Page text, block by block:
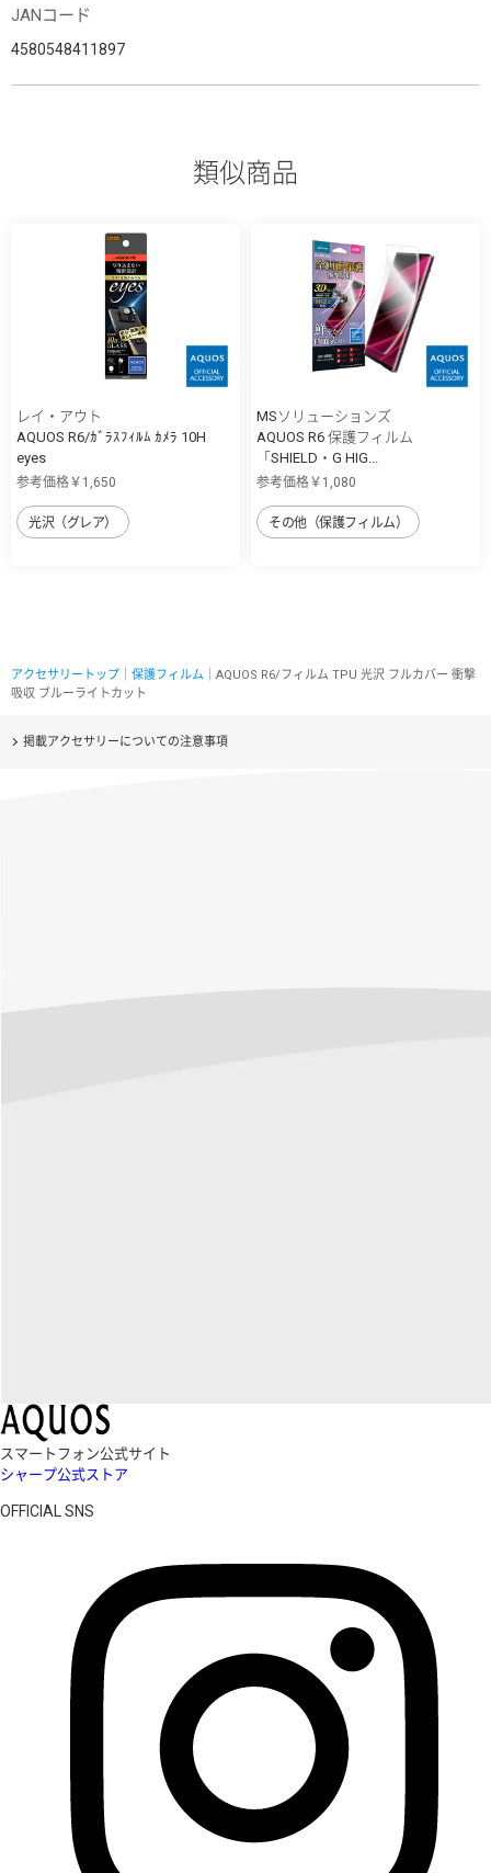
JANコード
4580548411897
類似商品
レイ・アウト
AQUOS R6/ｶﾞﾗｽﾌｨﾙﾑ ｶﾒﾗ 10H
eyes
参考価格￥1,650
光沢（グレア）
MSソリューションズ
AQUOS R6 保護フィルム
「SHIELD・G HIG...
参考価格￥1,080
その他（保護フィルム）
アクセサリートップ 保護フィルム ｜AQUOS R6/フィルム TPU 光沢 フルカバー 衝撃
吸収 ブルーライトカット
掲載アクセサリーについての注意事項
スマートフォン公式サイト
シャープ公式ストア
OFFICIAL SNS